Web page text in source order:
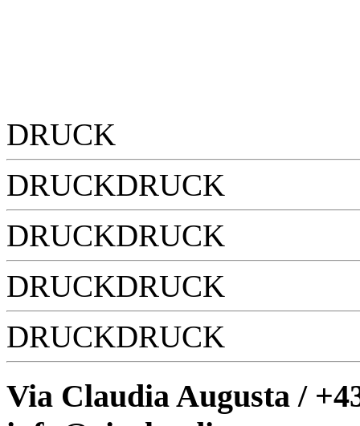
DRUCK
DRUCKDRUCK
DRUCKDRUCK
DRUCKDRUCK
DRUCKDRUCK
Via Claudia Augusta /